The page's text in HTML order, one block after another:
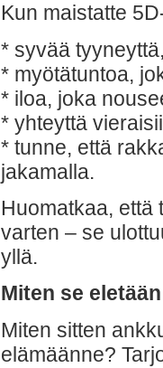
Kun maistatte
* syvää
* myötätuntoa,
* iloa, joka
* yhteyttä
* tunne, että
jakamalla.
Huomatkaa, että
varten – se
yllä.
Miten se
Miten sitten
elämäänne?